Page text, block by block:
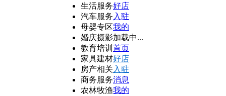
生活服务
汽车服务
母婴专区
婚庆摄影
教育培训
家具建材
房产相关
商务服务
农林牧渔
好店
入驻
我的
加载中...
首页
好店
入驻
消息
我的